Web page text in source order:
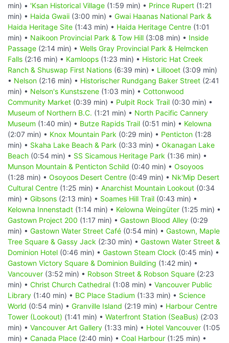
min) • 'Ksan Historical Village (1:59 min) • Prince Rupert (1:21
min) • Haida Gwaii (3:00 min) • Gwai Haanas National Park &
Haida Heritage Site (1:43 min) • Haida Heritage Centre (1:01
min) • Naikoon Provincial Park & Tow Hill (3:08 min) • Inside
Passage (2:14 min) • Wells Gray Provincial Park & Helmcken
Falls (2:16 min) • Kamloops (1:23 min) • Historic Hat Creek
Ranch & Shuswap First Nations (6:39 min) • Lillooet (3:09 min)
• Nelson (2:16 min) • Historischer Rundgang Baker Street (2:41
min) • Nelson's Kunstszene (1:03 min) • Cottonwood
Community Market (0:39 min) • Pulpit Rock Trail (0:30 min) •
Museum of Northern B.C. (1:21 min) • North Pacific Cannery
Museum (1:40 min) • Butze Rapids Trail (0:51 min) • Kelowna
(2:07 min) • Knox Mountain Park (0:29 min) • Penticton (1:28
min) • Skaha Lake Beach & Park (0:33 min) • Okanagan Lake
Beach (0:54 min) • SS Sicamous Heritage Park (1:36 min) •
Munson Mountain & Penticton Schild (0:40 min) • Osoyoos
(1:28 min) • Osoyoos Desert Centre (0:49 min) • Nk'Mip Desert
Cultural Centre (1:25 min) • Anarchist Mountain Lookout (0:34
min) • Gibsons (2:13 min) • Soames Hill Trail (0:43 min) •
Kelowna Innenstadt (1:14 min) • Kelowna Weingüter (1:25 min) •
Gastown Project 200 (1:17 min) • Gastown Blood Alley (0:29
min) • Gastown Water Street Café (0:54 min) • Gastown, Maple
Tree Square & Gassy Jack (2:30 min) • Gastown Water Street &
Dominion Hotel (0:46 min) • Gastown Steam Clock (0:45 min) •
Gastown Victory Square & Dominion Building (1:42 min) •
Vancouver (3:52 min) • Robson Street & Robson Square (2:23
min) • Christ Church Cathedral (1:08 min) • Vancouver Public
Library (1:40 min) • BC Place Stadium (1:33 min) • Science
World (0:54 min) • Granville Island (2:19 min) • Harbour Centre
Tower (Lookout) (1:41 min) • Waterfront Station (SeaBus) (2:03
min) • Vancouver Art Gallery (1:33 min) • Hotel Vancouver (1:05
min) • Canada Place (2:40 min) • Coal Harbour (1:25 min) •